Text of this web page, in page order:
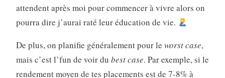
attendent après moi pour commencer à vivre alors on
pourra dire j’aurai raté leur éducation de vie.
De plus, on planifie généralement pour le worst case,
mais c’est l’fun de voir du best case. Par exemple, si le
rendement moyen de tes placements est de 7-8% à